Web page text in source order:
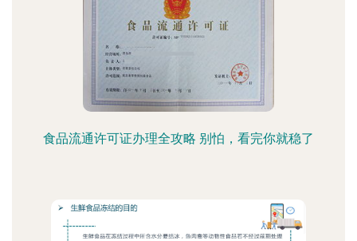
食品流通许可证办理全攻略 别怕，看完你就稳了